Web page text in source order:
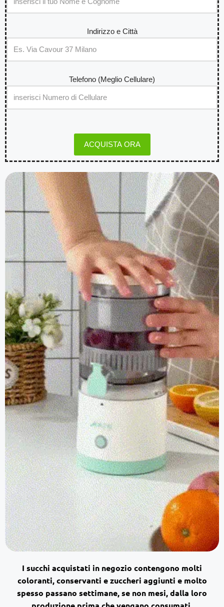
Indirizzo e Città
Telefono (Meglio Cellulare)
I succhi acquistati in negozio contengono molti
coloranti, conservanti e zuccheri aggiunti e molto
spesso passano settimane, se non mesi, dalla loro